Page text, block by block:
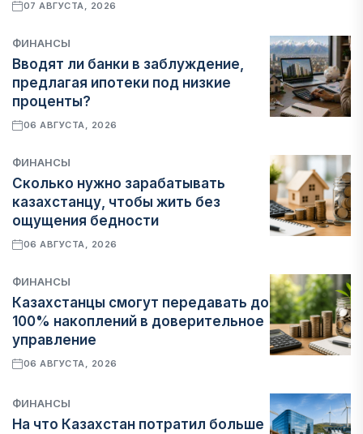
07 АВГУСТА, 2026
ФИНАНСЫ
Вводят ли банки в заблуждение,
предлагая ипотеки под низкие
проценты?
06 АВГУСТА, 2026
ФИНАНСЫ
Сколько нужно зарабатывать
казахстанцу, чтобы жить без
ощущения бедности
06 АВГУСТА, 2026
ФИНАНСЫ
Казахстанцы смогут передавать до
100% накоплений в доверительное
управление
06 АВГУСТА, 2026
ФИНАНСЫ
На что Казахстан потратил больше